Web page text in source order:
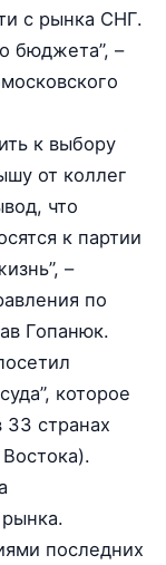
с рынка СНГ.
бюджета”, –
к выбору
от коллег
что
к партии
–
по
Гопанюк.
которое
странах
последних